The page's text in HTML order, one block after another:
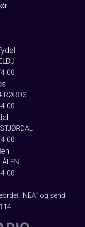
00
RØROS
00
00
00
"NEA" og send